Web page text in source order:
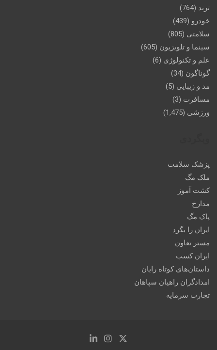
ترند (764)
خودرو (439)
سلامتی (805)
سینما و تلویزیون (605)
علم و تکنولوژی (6)
گوناگون (34)
مد و زیبایی (5)
مسافرت (3)
ورزشی (1,475)
پزشک سلامت
ملک مگ
کشت آموز
مدارخ
پاک مگ
ایران را بگرد
مستر تعاون
ایران کسب
داستان‌های کوتاه رایان
امدادگران راهیان سپاهان
تجارت سرمایه